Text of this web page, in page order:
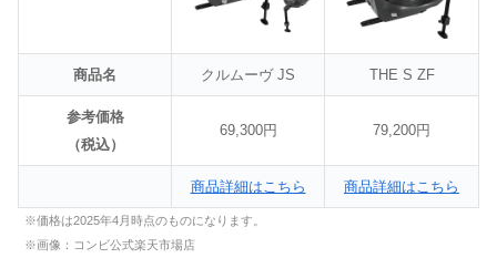
商品名 クルムーヴ JS THE S ZF
参考価格
（税込）
69,300円 79,200円
商品詳細はこちら 商品詳細はこちら
※価格は2025年4月時点のものになります。
※画像：コンビ公式楽天市場店